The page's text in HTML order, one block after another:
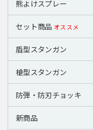
熊よけスプレー
セット商品 オススメ
盾型スタンガン
槍型スタンガン
防弾・防刃チョッキ
新商品